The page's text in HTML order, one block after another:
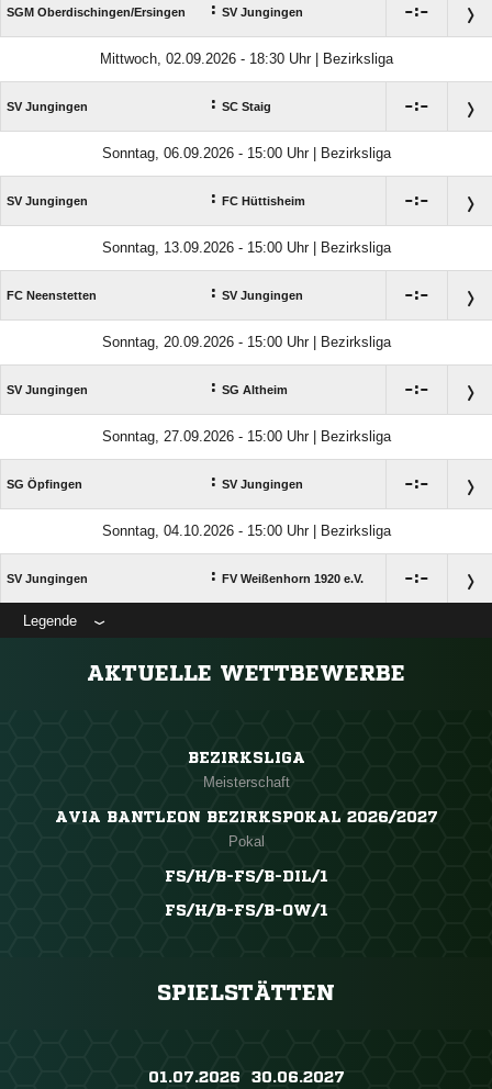
SGM Oberdischingen/​Ersingen : SV Jungingen :
Mittwoch, 02.09.2026 - 18:30 Uhr | Bezirksliga
SV Jungingen : SC Staig :
Sonntag, 06.09.2026 - 15:00 Uhr | Bezirksliga
SV Jungingen : FC Hüttisheim :
Sonntag, 13.09.2026 - 15:00 Uhr | Bezirksliga
FC Neenstetten : SV Jungingen :
Sonntag, 20.09.2026 - 15:00 Uhr | Bezirksliga
SV Jungingen : SG Altheim :
Sonntag, 27.09.2026 - 15:00 Uhr | Bezirksliga
SG Öpfingen : SV Jungingen :
Sonntag, 04.10.2026 - 15:00 Uhr | Bezirksliga
SV Jungingen : FV Weißenhorn 1920 e.V. :
Legende
AKTUELLE WETTBEWERBE
BEZIRKSLIGA
Meisterschaft
AVIA BANTLEON BEZIRKSPOKAL 2026/2027
Pokal
FS/H/B-FS/B-DIL/1
FS/H/B-FS/B-OW/1
SPIELSTÄTTEN
01.07.2026 ​ 30.06.2027